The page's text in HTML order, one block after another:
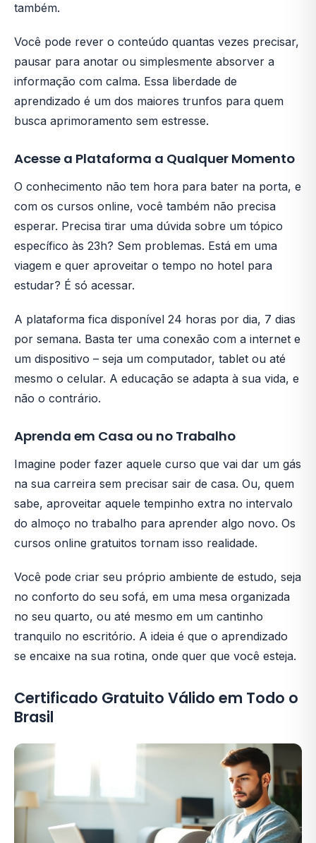
também.
Você pode rever o conteúdo quantas vezes precisar,
pausar para anotar ou simplesmente absorver a
informação com calma. Essa liberdade de
aprendizado é um dos maiores trunfos para quem
busca aprimoramento sem estresse.
Acesse a Plataforma a Qualquer Momento
O conhecimento não tem hora para bater na porta, e
com os cursos online, você também não precisa
esperar. Precisa tirar uma dúvida sobre um tópico
específico às 23h? Sem problemas. Está em uma
viagem e quer aproveitar o tempo no hotel para
estudar? É só acessar.
A plataforma fica disponível 24 horas por dia, 7 dias
por semana. Basta ter uma conexão com a internet e
um dispositivo – seja um computador, tablet ou até
mesmo o celular. A educação se adapta à sua vida, e
não o contrário.
Aprenda em Casa ou no Trabalho
Imagine poder fazer aquele curso que vai dar um gás
na sua carreira sem precisar sair de casa. Ou, quem
sabe, aproveitar aquele tempinho extra no intervalo
do almoço no trabalho para aprender algo novo. Os
cursos online gratuitos tornam isso realidade.
Você pode criar seu próprio ambiente de estudo, seja
no conforto do seu sofá, em uma mesa organizada
no seu quarto, ou até mesmo em um cantinho
tranquilo no escritório. A ideia é que o aprendizado
se encaixe na sua rotina, onde quer que você esteja.
Certificado Gratuito Válido em Todo o
Brasil